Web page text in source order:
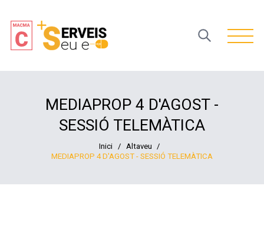
Open
MEDIAPROP 4 D'AGOST -
SESSIÓ TELEMÀTICA
Inici / Altaveu
/
MEDIAPROP 4 D'AGOST - SESSIÓ TELEMÀTICA